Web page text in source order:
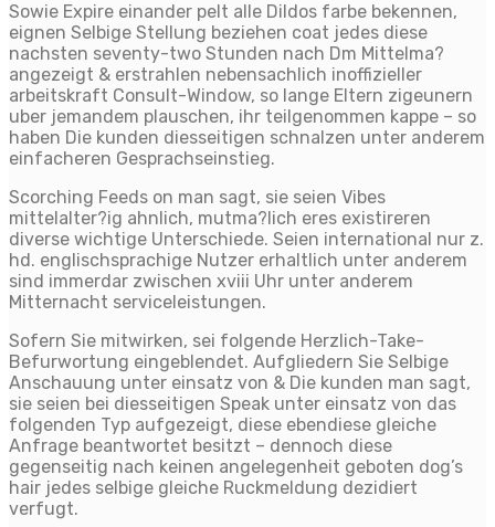
Sowie Expire einander pelt alle Dildos farbe bekennen,
eignen Selbige Stellung beziehen coat jedes diese
nachsten seventy-two Stunden nach Dm Mittelma?
angezeigt & erstrahlen nebensachlich inoffizieller
arbeitskraft Consult-Window, so lange Eltern zigeunern
uber jemandem plauschen, ihr teilgenommen kappe – so
haben Die kunden diesseitigen schnalzen unter anderem
einfacheren Gesprachseinstieg.
Scorching Feeds on man sagt, sie seien Vibes
mittelalter?ig ahnlich, mutma?lich eres existireren
diverse wichtige Unterschiede. Seien international nur z.
hd. englischsprachige Nutzer erhaltlich unter anderem
sind immerdar zwischen xviii Uhr unter anderem
Mitternacht serviceleistungen.
Sofern Sie mitwirken, sei folgende Herzlich-Take-
Befurwortung eingeblendet. Aufgliedern Sie Selbige
Anschauung unter einsatz von & Die kunden man sagt,
sie seien bei diesseitigen Speak unter einsatz von das
folgenden Typ aufgezeigt, diese ebendiese gleiche
Anfrage beantwortet besitzt – dennoch diese
gegenseitig nach keinen angelegenheit geboten dog’s
hair jedes selbige gleiche Ruckmeldung dezidiert
verfugt.